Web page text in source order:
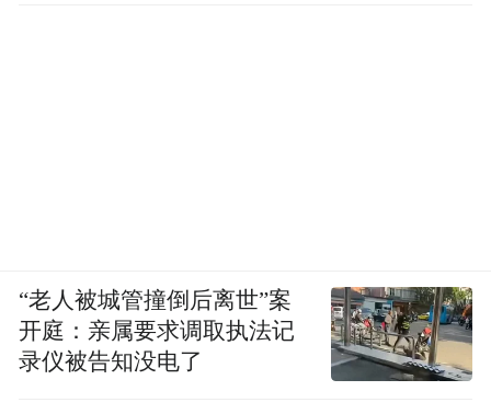
“老人被城管撞倒后离世”案
开庭：亲属要求调取执法记
录仪被告知没电了